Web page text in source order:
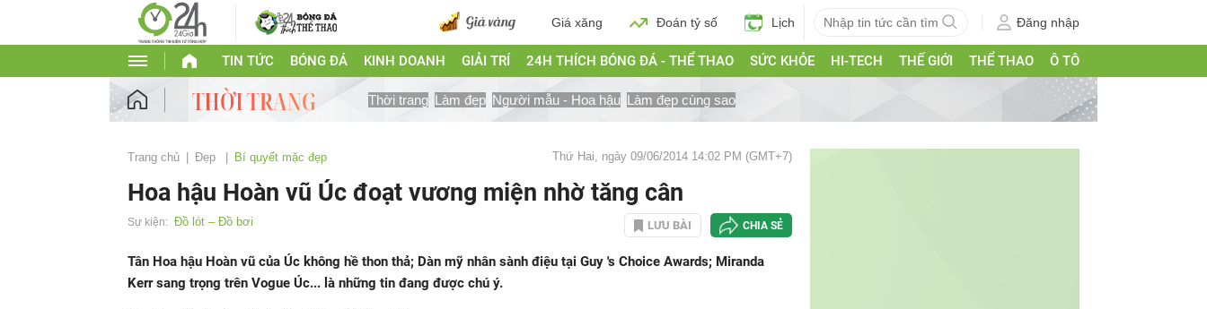
Giá xăng Đoán tỷ số Lịch Đăng nhập
TIN TỨC BÓNG ĐÁ KINH DOANH GIẢI TRÍ 24H THÍCH BÓNG ĐÁ - THỂ THAO SỨC KHỎE HI-TECH THẾ GIỚI THỂ THAO Ô TÔ
Thời trang Làm đẹp Người mẫu - Hoa hậu Làm đẹp cùng sao
Trang chủ Đẹp Bí quyết mặc đẹp Thứ Hai, ngày 09/06/2014 14:02 PM (GMT+7)
Hoa hậu Hoàn vũ Úc đoạt vương miện nhờ tăng cân
Sự kiện: Đồ lót – Đồ bơi LƯU BÀI CHIA SẺ
Tân Hoa hậu Hoàn vũ của Úc không hề thon thả; Dàn mỹ nhân sành điệu tại Guy 's Choice Awards; Miranda
Kerr sang trọng trên Vogue Úc... là những tin đang được chú ý.